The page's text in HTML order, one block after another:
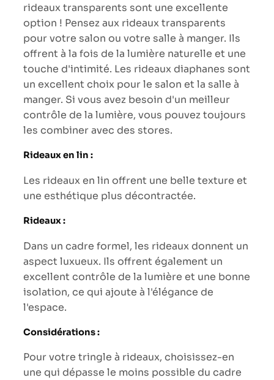
rideaux transparents sont une excellente
option ! Pensez aux rideaux transparents
pour votre salon ou votre salle à manger. Ils
offrent à la fois de la lumière naturelle et une
touche d'intimité. Les rideaux diaphanes sont
un excellent choix pour le salon et la salle à
manger. Si vous avez besoin d'un meilleur
contrôle de la lumière, vous pouvez toujours
les combiner avec des stores.
Rideaux en lin :
Les rideaux en lin offrent une belle texture et
une esthétique plus décontractée.
Rideaux :
Dans un cadre formel, les rideaux donnent un
aspect luxueux. Ils offrent également un
excellent contrôle de la lumière et une bonne
isolation, ce qui ajoute à l'élégance de
l'espace.
Considérations :
Pour votre tringle à rideaux, choisissez-en
une qui dépasse le moins possible du cadre